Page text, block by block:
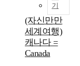
기
(자신만만
세계여행)
캐나다 =
Canada